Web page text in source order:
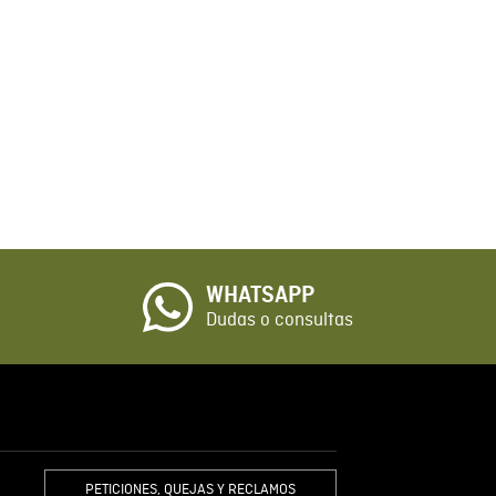
WHATSAPP
Dudas o consultas
PETICIONES, QUEJAS Y RECLAMOS